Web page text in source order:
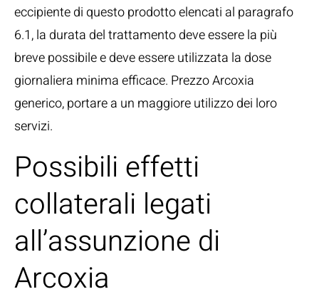
eccipiente di questo prodotto elencati al paragrafo
6.1, la durata del trattamento deve essere la più
breve possibile e deve essere utilizzata la dose
giornaliera minima efficace. Prezzo Arcoxia
generico, portare a un maggiore utilizzo dei loro
servizi.
Possibili effetti
collaterali legati
all’assunzione di
Arcoxia